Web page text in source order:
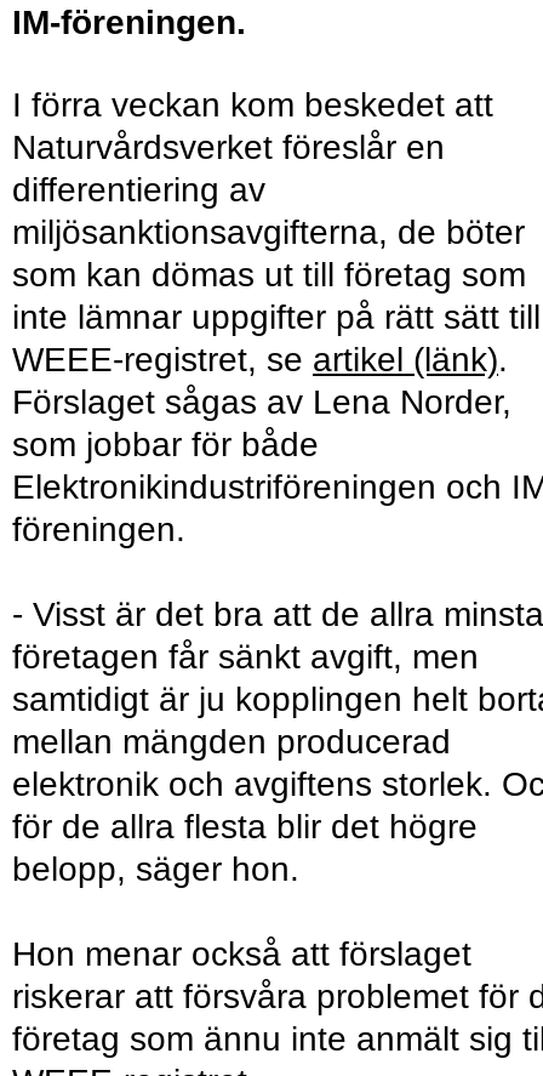
IM-föreningen.
I förra veckan kom beskedet att
Naturvårdsverket föreslår en
differentiering av
miljösanktionsavgifterna, de böter
som kan dömas ut till företag som
inte lämnar uppgifter på rätt sätt till
WEEE-registret, se artikel (länk).
Förslaget sågas av Lena Norder,
som jobbar för både
Elektronikindustriföreningen och
föreningen.
- Visst är det bra att de allra minsta
företagen får sänkt avgift, men
samtidigt är ju kopplingen helt
mellan mängden producerad
elektronik och avgiftens storlek.
för de allra flesta blir det högre
belopp, säger hon.
Hon menar också att förslaget
riskerar att försvåra problemet för
företag som ännu inte anmält sig